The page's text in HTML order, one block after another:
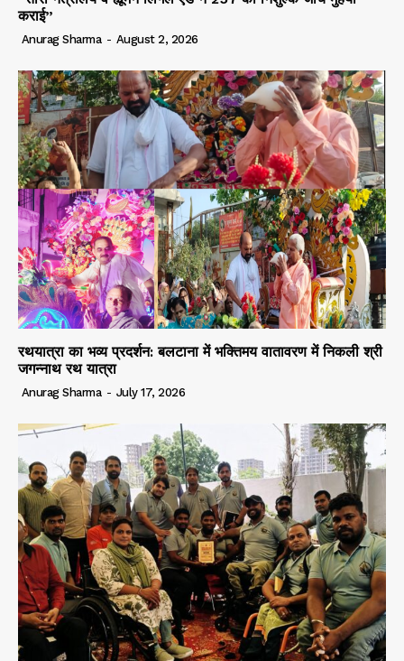
कराई”
Anurag Sharma - August 2, 2026
रथयात्रा का भव्य प्रदर्शन: बलटाना में भक्तिमय वातावरण में निकली श्री
जगन्नाथ रथ यात्रा
Anurag Sharma - July 17, 2026